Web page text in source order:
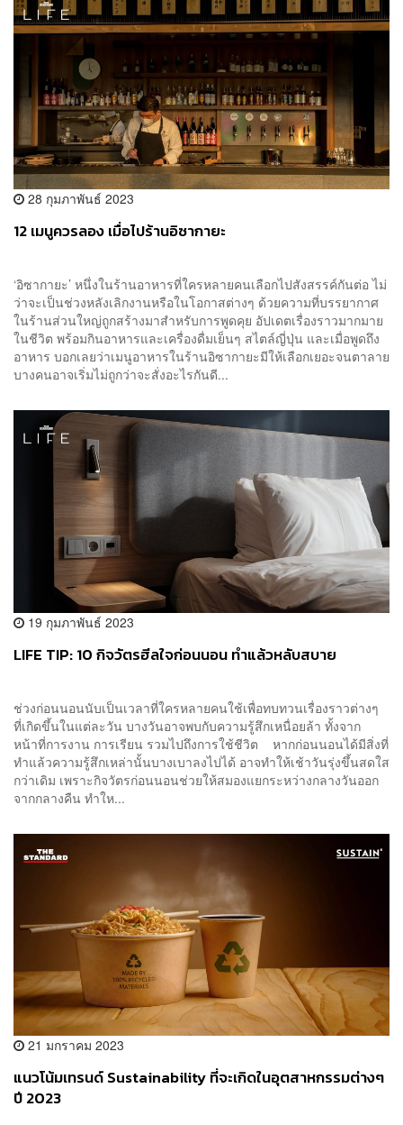
28 กุมภาพันธ์ 2023
12 เมนูควรลอง เมื่อไปร้านอิซากายะ
‘อิซากายะ’ หนึ่งในร้านอาหารที่ใครหลายคนเลือกไปสังสรรค์กันต่อ ไม่
ว่าจะเป็นช่วงหลังเลิกงานหรือในโอกาสต่างๆ ด้วยความที่บรรยากาศ
ในร้านส่วนใหญ่ถูกสร้างมาสำหรับการพูดคุย อัปเดตเรื่องราวมากมาย
ในชีวิต พร้อมกินอาหารและเครื่องดื่มเย็นๆ สไตล์ญี่ปุ่น และเมื่อพูดถึง
อาหาร บอกเลยว่าเมนูอาหารในร้านอิซากายะมีให้เลือกเยอะจนตาลาย
บางคนอาจเริ่มไม่ถูกว่าจะสั่งอะไรกันดี...
19 กุมภาพันธ์ 2023
LIFE TIP: 10 กิจวัตรฮีลใจก่อนนอน ทำแล้วหลับสบาย
ช่วงก่อนนอนนับเป็นเวลาที่ใครหลายคนใช้เพื่อทบทวนเรื่องราวต่างๆ
ที่เกิดขึ้นในแต่ละวัน บางวันอาจพบกับความรู้สึกเหนื่อยล้า ทั้งจาก
หน้าที่การงาน การเรียน รวมไปถึงการใช้ชีวิต หากก่อนนอนได้มีสิ่งที่
ทำแล้วความรู้สึกเหล่านั้นบางเบาลงไปได้ อาจทำให้เช้าวันรุ่งขึ้นสดใส
กว่าเดิม เพราะกิจวัตรก่อนนอนช่วยให้สมองแยกระหว่างกลางวันออก
จากกลางคืน ทำให...
21 มกราคม 2023
แนวโน้มเทรนด์ Sustainability ที่จะเกิดในอุตสาหกรรมต่างๆ
ปี 2023